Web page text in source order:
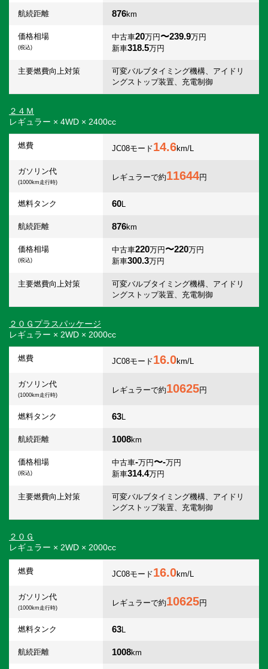
航続距離 876km
価格相場
(税込)
中古車20万円〜239.9万円
新車318.5万円
主要燃費向上対策
可変バルブタイミング機構、アイドリ
ングストップ装置、充電制御
２４Ｍ
レギュラー × 4WD × 2400cc
燃費 JC08モード14.6km/L
ガソリン代
(1000km走行時)
レギュラーで約11644円
燃料タンク 60L
航続距離 876km
価格相場
(税込)
中古車220万円〜220万円
新車300.3万円
主要燃費向上対策
可変バルブタイミング機構、アイドリ
ングストップ装置、充電制御
２０Ｇプラスパッケージ
レギュラー × 2WD × 2000cc
燃費 JC08モード16.0km/L
ガソリン代
(1000km走行時)
レギュラーで約10625円
燃料タンク 63L
航続距離 1008km
価格相場
(税込)
中古車-万円〜-万円
新車314.4万円
主要燃費向上対策
可変バルブタイミング機構、アイドリ
ングストップ装置、充電制御
２０Ｇ
レギュラー × 2WD × 2000cc
燃費 JC08モード16.0km/L
ガソリン代
(1000km走行時)
レギュラーで約10625円
燃料タンク 63L
航続距離 1008km